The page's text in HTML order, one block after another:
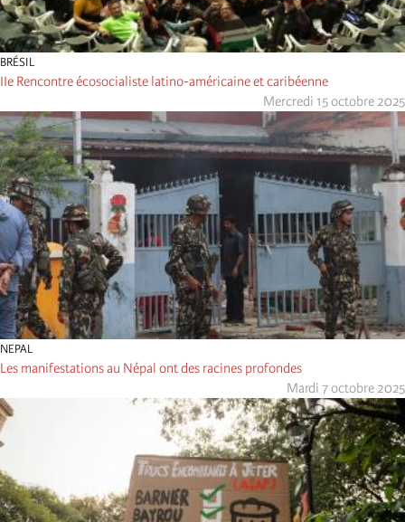
BRÉSIL
IIe Rencontre écosocialiste latino-américaine et caribéenne
Mercredi 15 octobre 2025
NEPAL
Les manifestations au Népal ont des racines profondes
Mardi 7 octobre 2025